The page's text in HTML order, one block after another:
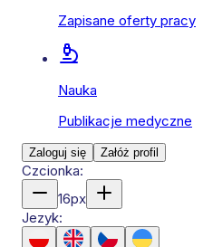
Zapisane oferty pracy
Nauka
Publikacje medyczne
Zaloguj się Załóż profil
Czcionka:
16px
Jezyk: